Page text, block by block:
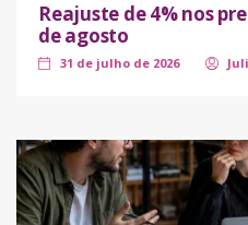
Reajuste de 4% nos
de agosto
31 de julho de 2026